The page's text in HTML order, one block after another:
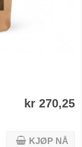
kr 270,25
KJØP NÅ